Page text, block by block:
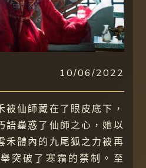
10/06/2022
被仙師藏在了眼皮底下，
語蠱惑了仙師之心，她以
禾體內的九尾狐之力被再
突破了寒霜的禁制。至